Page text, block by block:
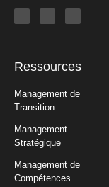
Ressources
Management de
Transition
Management
Stratégique
Management de
Compétences